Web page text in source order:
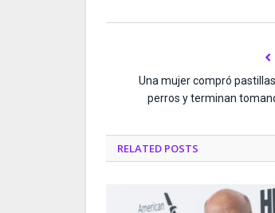
Una mujer compró
perros y terminan
RELATED POSTS